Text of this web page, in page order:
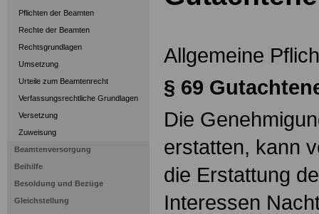
Pflichten der Beamten
Rechte der Beamten
Rechtsgrundlagen
Umsetzung
Urteile zum Beamtenrecht
Verfassungsrechtliche Grundlagen
Versetzung
Zuweisung
Beamtenversorgung
Beihilfe
Besoldung und Bezüge
Gleichstellung
Allgemeine
§ 69
Die
erstatten, kann
die Erstattung
Interessen